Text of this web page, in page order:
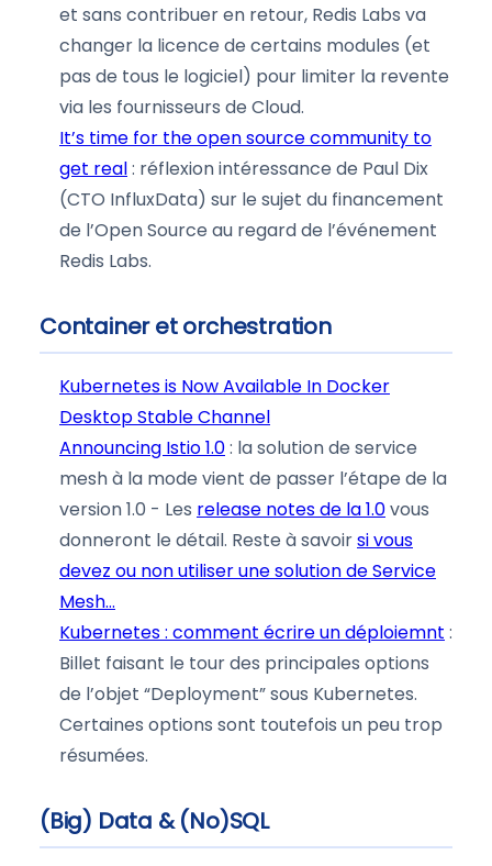
et sans contribuer en retour, Redis Labs va
changer la licence de certains modules (et
pas de tous le logiciel) pour limiter la revente
via les fournisseurs de Cloud.
It’s time for the open source community to
get real: réflexion intéressance de Paul Dix
(CTO InfluxData) sur le sujet du financement
de l’Open Source au regard de l’événement
Redis Labs.
Container et orchestration
Kubernetes is Now Available In Docker
Desktop Stable Channel
Announcing Istio 1.0: la solution de service
mesh à la mode vient de passer l’étape de la
version 1.0 - Les release notes de la 1.0vous
donneront le détail. Reste à savoirsi vous
devez ou non utiliser une solution de Service
Mesh…
Kubernetes : comment écrire un déploiemnt :
Billet faisant le tour des principales options
de l’objet “Deployment” sous Kubernetes.
Certaines options sont toutefois un peu trop
résumées.
(Big) Data & (No)SQL